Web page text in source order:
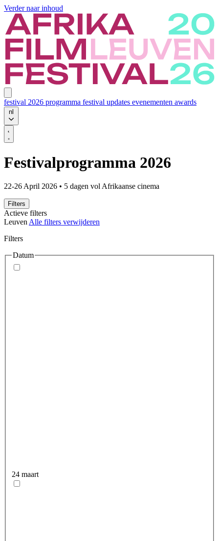
Verder naar inhoud
festival 2026 programma festival updates evenementen awards
nl
Festivalprogramma 2026
22-26 April 2026 • 5 dagen vol Afrikaanse cinema
Filters
Actieve filters
Leuven Alle filters verwijderen
Filters
Datum
24 maart